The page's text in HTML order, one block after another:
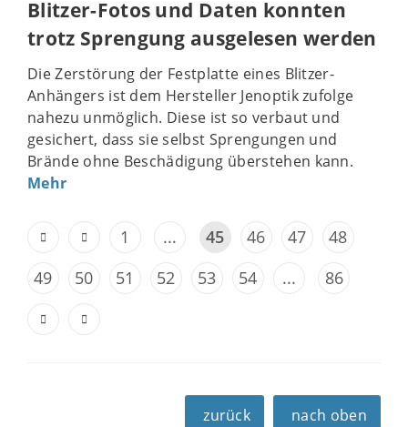
Blitzer-Fotos und Daten konnten
trotz Sprengung ausgelesen werden
Die Zerstörung der Festplatte eines Blitzer-
Anhängers ist dem Hersteller Jenoptik zufolge
nahezu unmöglich. Diese ist so verbaut und
gesichert, dass sie selbst Sprengungen und
Brände ohne Beschädigung überstehen kann.
Mehr
1 ... 45 46 47
48
49
50 51 52 53 54 ... 86
zurück nach oben